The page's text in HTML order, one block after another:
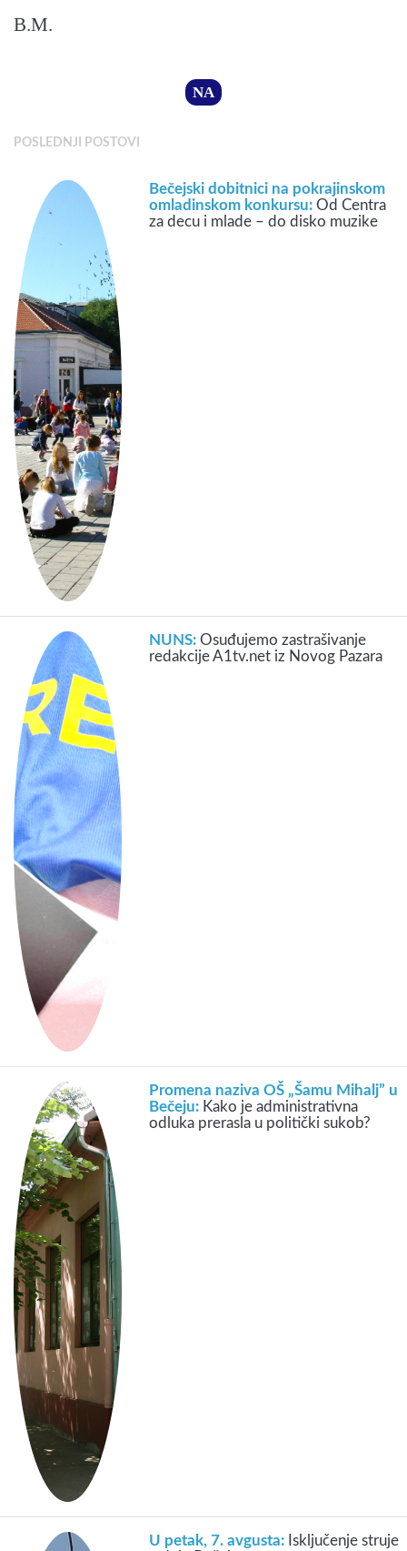
B.M.
NA
POSLEDNJI POSTOVI
Bečejski dobitnici na pokrajinskom
omladinskom konkursu:Od Centra
za decu i mlade – do disko muzike
NUNS:Osuđujemo zastrašivanje
redakcije A1tv.net iz Novog Pazara
Promena naziva OŠ „Šamu Mihalj” u
Bečeju: Kako je administrativna
odluka prerasla u politički sukob?
U petak, 7. avgusta: Isključenje struje